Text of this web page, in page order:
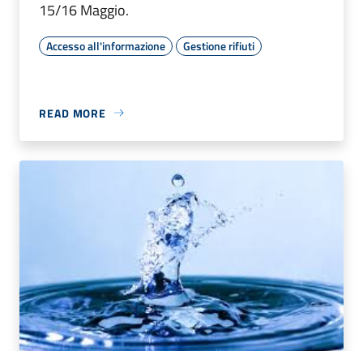
15/16 Maggio.
Accesso all'informazione Gestione rifiuti
READ MORE